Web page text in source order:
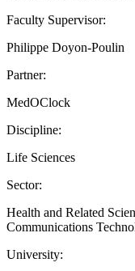
Faculty Supervisor:
Philippe Doyon-Poulin
Partner:
MedOClock
Discipline:
Life Sciences
Sector:
Health and Related
Communications
University: